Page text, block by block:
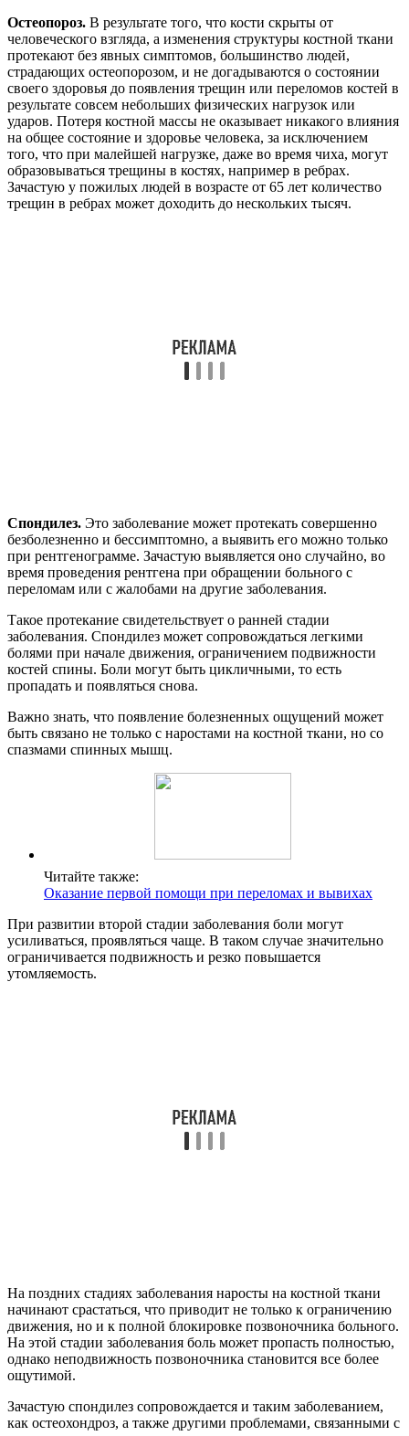
Остеопороз. В результате того, что кости скрыты от
человеческого взгляда, а изменения структуры костной ткани
протекают без явных симптомов, большинство людей,
страдающих остеопорозом, и не догадываются о состоянии
своего здоровья до появления трещин или переломов костей в
результате совсем небольших физических нагрузок или
ударов. Потеря костной массы не оказывает никакого влияния
на общее состояние и здоровье человека, за исключением
того, что при малейшей нагрузке, даже во время чиха, могут
образовываться трещины в костях, например в ребрах.
Зачастую у пожилых людей в возрасте от 65 лет количество
трещин в ребрах может доходить до нескольких тысяч.
Спондилез. Это заболевание может протекать совершенно
безболезненно и бессимптомно, а выявить его можно только
при рентгенограмме. Зачастую выявляется оно случайно, во
время проведения рентгена при обращении больного с
переломам или с жалобами на другие заболевания.
Такое протекание свидетельствует о ранней стадии
заболевания. Спондилез может сопровождаться легкими
болями при начале движения, ограничением подвижности
костей спины. Боли могут быть цикличными, то есть
пропадать и появляться снова.
Важно знать, что появление болезненных ощущений может
быть связано не только с наростами на костной ткани, но со
спазмами спинных мышц.
Читайте также:
Оказание первой помощи при переломах и вывихах
При развитии второй стадии заболевания боли могут
усиливаться, проявляться чаще. В таком случае значительно
ограничивается подвижность и резко повышается
утомляемость.
На поздних стадиях заболевания наросты на костной ткани
начинают срастаться, что приводит не только к ограничению
движения, но и к полной блокировке позвоночника больного.
На этой стадии заболевания боль может пропасть полностью,
однако неподвижность позвоночника становится все более
ощутимой.
Зачастую спондилез сопровождается и таким заболеванием,
как остеохондроз, а также другими проблемами, связанными с